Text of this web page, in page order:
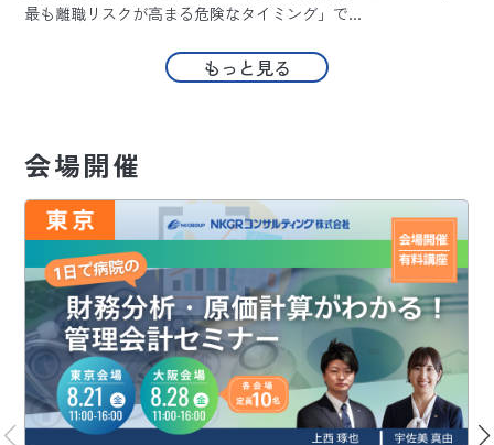
最も離職リスクが高まる危険なタイミング」で...
もっと見る
会場開催